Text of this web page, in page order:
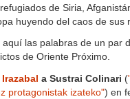
de Siria,
huyendo del caos de sus
las palabras de un par
de Oriente Próximo.
a Sustrai Colinari (
protagonistak izateko") en